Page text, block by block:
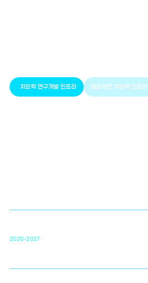
치의학 연구개발 인프라 압도적인 치의학 인프라
2020-2027